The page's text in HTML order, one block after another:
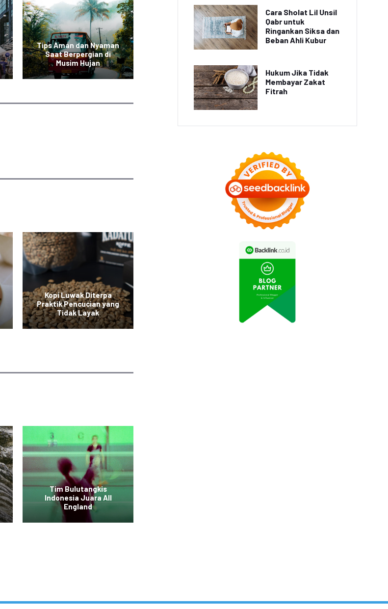
Tips Aman dan Nyaman
Saat Berpergian di
Musim Hujan
Tips Memilih Kursi
Pesawat agar
5 Tips Agar Liburan
Kopi Luwak Diterpa
Praktik Pencucian yang
Tidak Layak
Keripik Balado Buatan
Tim Bulutangkis
Indonesia Juara All
England
Cara Sholat Lil Unsil
Qabr untuk
Ringankan Siksa dan
Beban Ahli Kubur
Hukum Jika Tidak
Membayar Zakat
Fitrah